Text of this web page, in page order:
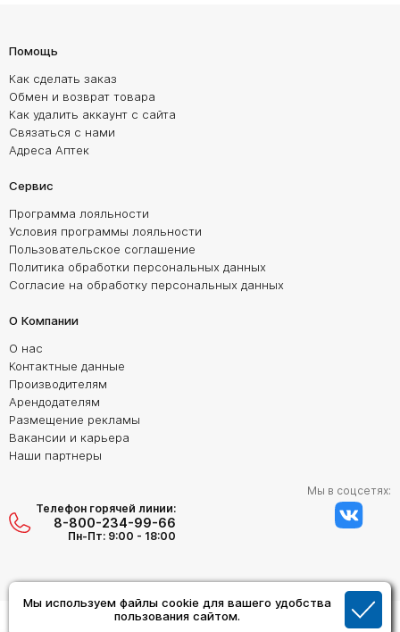
Мы используем файлы cookie для вашего удобства
пользования сайтом.
Помощь
Как сделать заказ
Обмен и возврат товара
Как удалить аккаунт с сайта
Связаться с нами
Адреса Аптек
Сервис
Программа лояльности
Условия программы лояльности
Пользовательское соглашение
Политика обработки персональных данных
Согласие на обработку персональных данных
О Компании
О нас
Контактные данные
Производителям
Арендодателям
Размещение рекламы
Вакансии и карьера
Наши партнеры
Телефон горячей линии:
8-800-234-99-66
Пн-Пт: 9:00 - 18:00
Мы в соцсетях: